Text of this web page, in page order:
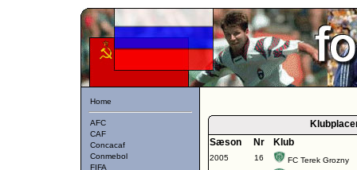
Home
AFC
CAF
Concacaf
Conmebol
FIFA
Sæson
Nr Klub
2005 16
FC Terek Grozny